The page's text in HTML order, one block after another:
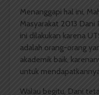
Menanggapi hal ini,
Masyarakat 2013 Dani
ini dilakukan karena
adalah orang-orang
akademik baik,
untuk
Walau begitu, Dani